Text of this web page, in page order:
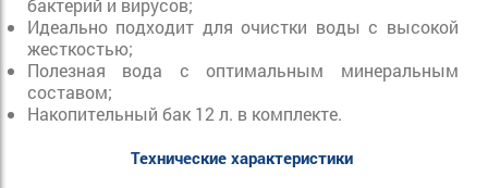
бактерий и вирусов;
Идеально подходит для очистки воды с высокой
жесткостью;
Полезная вода с оптимальным минеральным
составом;
Накопительный бак 12 л. в комплекте.
Технические характеристики